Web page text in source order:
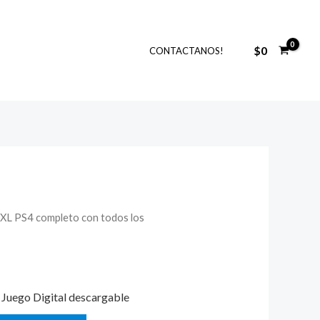
CONTACTANOS! $0
PS4 completo con todos los
El
Juego Digital descargable